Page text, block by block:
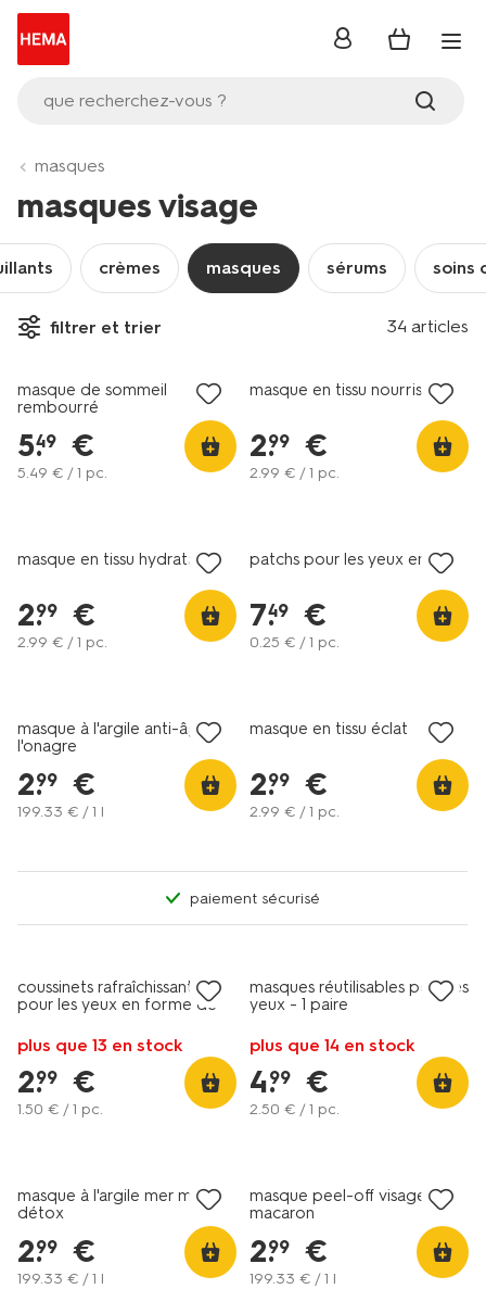
que recherchez-vous ?
se
masques
masques visage
crèmes masques sérums soins
filtrer et trier 34 articles
masque de sommeil
rembourré
5.
49 €
5.49 € / 1 pc.
masque en tissu nourrissant
2.
99 €
2.99 € / 1 pc.
masque en tissu hydratant
2.
99 €
2.99 € / 1 pc.
patchs pour les yeux en pot
7.
49 €
0.25 € / 1 pc.
masque à l'argile anti-âge à
l'onagre
2.
99 €
199.33 € / 1 l
masque en tissu éclat
2.
99 €
2.99 € / 1 pc.
paiement sécurisé
coussinets rafraîchissants
pour les yeux en forme de
plus que 13 en stock
2.
99 €
1.50 € / 1 pc.
masques réutilisables pour les
yeux - 1 paire
plus que 14 en stock
4.
99 €
2.50 € / 1 pc.
masque à l'argile mer morte
détox
2.
99 €
199.33 € / 1 l
masque peel-off visage
macaron
2.
99 €
199.33 € / 1 l